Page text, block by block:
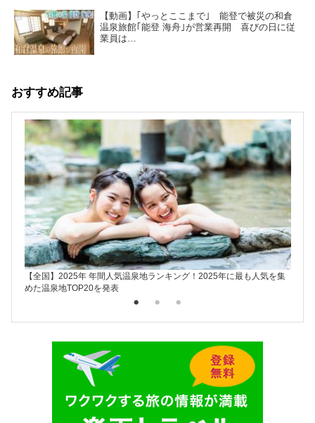
【動画】｢やっとここまで｣ 能登で被災の和倉
温泉旅館｢能登 海舟｣が営業再開 喜びの日に従
業員は…
おすすめ記事
【全国】2025年 年間人気温泉地ランキング！2025年に最も人気を集
めた温泉地TOP20を発表